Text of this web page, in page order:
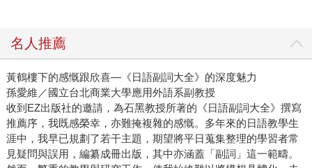
名人推薦
黃鶴樓下的感慨跟欣喜—《日語副詞大全》的深度魅力
孫愛維／國立台北商業大學應用外語系副教授
收到EZ出版社的邀請，為石黑教授所著的《日語副詞大全》撰寫
推薦序，我既感榮幸，亦難掩複雜的感慨。多年來的日語教學生
涯中，我早已規劃了若干主題，期望將平日蒐集整理的學習者常
見疑問與誤用，編纂成冊出版，其中亦涵蓋「副詞」這一範疇。